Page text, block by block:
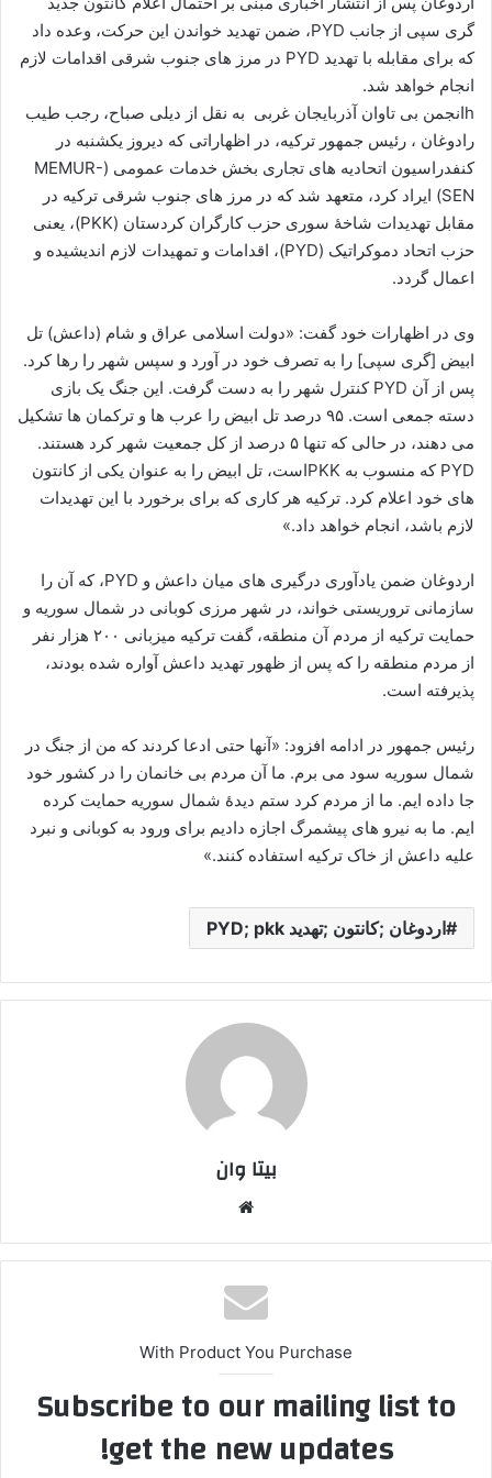
ل
گری سپی از جانب PYD، ضمن تهدید خواندن این حرکت، وعده داد
که برای مقابله با تهدید PYD در مرز های جنوب شرقی اقدامات لازم
انجام خواهد شد.
hانجمن بی تاوان آذربایجان غربی به نقل از دیلی صباح، رجب طیب
رادوغان ، رئیس جمهور ترکیه، در اظهاراتی که دیروز یکشنبه در
کنفدراسیون اتحادیه های تجاری بخش خدمات عمومی (MEMUR-
SEN) ایراد کرد، متعهد شد که در مرز های جنوب شرقی ترکیه در
مقابل تهدیدات شاخۀ سوری حزب کارگران کردستان (PKK)، یعنی
حزب اتحاد دموکراتیک (PYD)، اقدامات و تمهیدات لازم اندیشیده و
اعمال گردد.
وی در اظهارات خود گفت: «دولت اسلامی عراق و شام (داعش) تل
ابیض [گری سپی] را به تصرف خود در آورد و سپس شهر را رها کرد.
پس از آن PYD کنترل شهر را به دست گرفت. این جنگ یک بازی
دسته جمعی است. ۹۵ درصد تل ابیض را عرب ها و ترکمان ها تشکیل
می دهند، در حالی که تنها ۵ درصد از کل جمعیت شهر کرد هستند.
PYD که منسوب به PKKاست، تل ابیض را به عنوان یکی از کانتون
های خود اعلام کرد. ترکیه هر کاری که برای برخورد با این تهدیدات
لازم باشد، انجام خواهد داد.»
اردوغان ضمن یادآوری درگیری های میان داعش و PYD، که آن را
سازمانی تروریستی خواند، در شهر مرزی کوبانی در شمال سوریه و
حمایت ترکیه از مردم آن منطقه، گفت ترکیه میزبانی ۲۰۰ هزار نفر
از مردم منطقه را که پس از ظهور تهدید داعش آواره شده بودند،
پذیرفته است.
رئیس جمهور در ادامه افزود: «آنها حتی ادعا کردند که من از جنگ در
شمال سوریه سود می برم. ما آن مردم بی خانمان را در کشور خود
جا داده ایم. ما از مردم کرد ستم دیدۀ شمال سوریه حمایت کرده
ایم. ما به نیرو های پیشمرگ اجازه دادیم برای ورود به کوبانی و نبرد
علیه داعش از خاک ترکیه استفاده کنند.»
اردوغان ;کانتون ;تهدید PYD; pkk
بیتا وان
With Product You Purchase
Subscribe to our mailing list to
get the new updates!